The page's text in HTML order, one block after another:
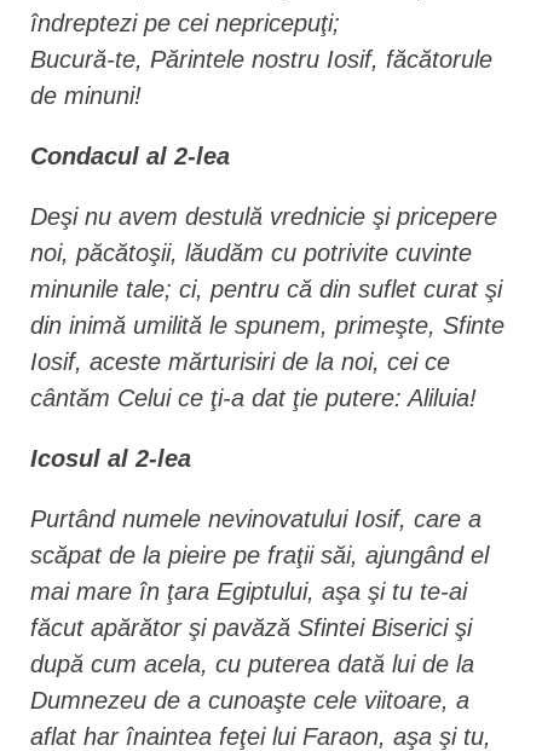
îndreptezi pe cei nepricepuţi;
Bucură-te, Părintele nostru Iosif, făcătorule
de minuni!
Condacul al 2-lea
Deşi nu avem destulă vrednicie şi pricepere
noi, păcătoşii, lăudăm cu potrivite cuvinte
minunile tale; ci, pentru că din suflet curat şi
din inimă umilită le spunem, primeşte, Sfinte
Iosif, aceste mărturisiri de la noi, cei ce
cântăm Celui ce ţi-a dat ţie putere: Aliluia!
Icosul al 2-lea
Purtând numele nevinovatului Iosif, care a
scăpat de la pieire pe fraţii săi, ajungând el
mai mare în ţara Egiptului, aşa şi tu te-ai
făcut apărător şi pavăză Sfintei Biserici şi
după cum acela, cu puterea dată lui de la
Dumnezeu de a cunoaşte cele viitoare, a
aflat har înaintea feţei lui Faraon, aşa şi tu,